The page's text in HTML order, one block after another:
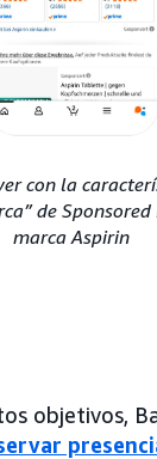
con la
de
marca Aspirin
objetivos,